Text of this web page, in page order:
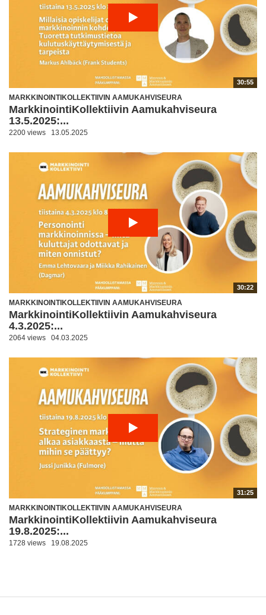
30:55
MARKKINOINTIKOLLEKTIIVIN AAMUKAHVISEURA
MarkkinointiKollektiivin Aamukahviseura
13.5.2025:...
2200 views 13.05.2025
30:22
MARKKINOINTIKOLLEKTIIVIN AAMUKAHVISEURA
MarkkinointiKollektiivin Aamukahviseura
4.3.2025:...
2064 views 04.03.2025
31:25
MARKKINOINTIKOLLEKTIIVIN AAMUKAHVISEURA
MarkkinointiKollektiivin Aamukahviseura
19.8.2025:...
1728 views 19.08.2025